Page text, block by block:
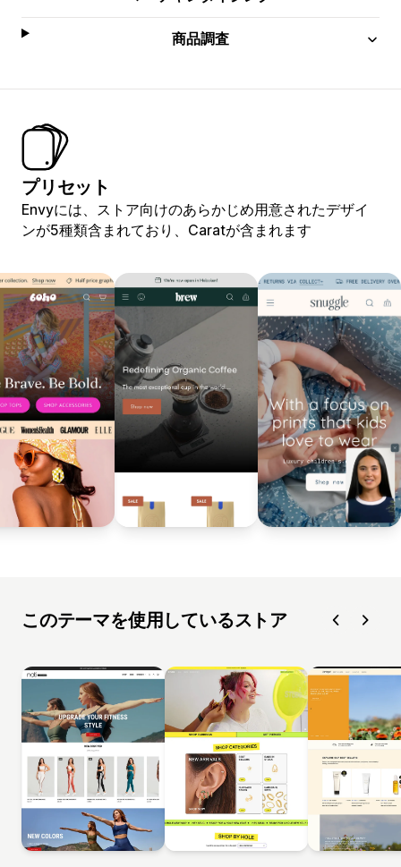
商品調査
プリセット
Envyには、ストア向けのあらかじめ用意されたデザイ
ンが5種類含まれており、Caratが含まれます
このテーマを使用しているストア